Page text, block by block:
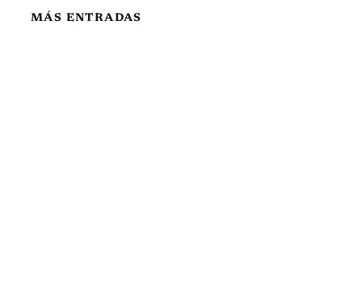
MÁS ENTRADAS